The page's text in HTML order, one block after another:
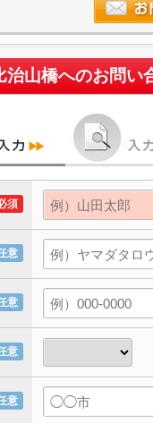
治山橋へのお問い
須
意
意
意
意